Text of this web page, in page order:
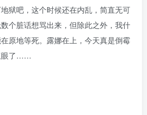
狱吧，这个时候还在内乱，简直无可
个脏话想骂出来，但除此之外，我什
原地等死。露娜在上，今天真是倒霉
眼了……